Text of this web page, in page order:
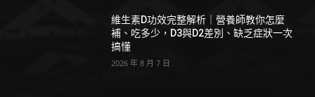
維生素D功效完整解析｜營養師教你怎麼
補、吃多少，D3與D2差別、缺乏症狀一次
搞懂
2026 年 8 月 7 日